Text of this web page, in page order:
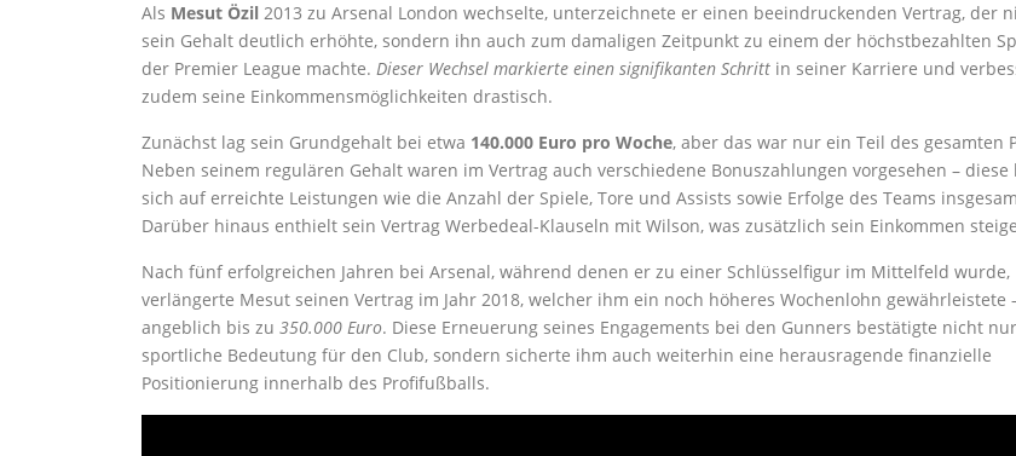
Als Mesut Özil 2013 zu Arsenal London wechselte, unterzeichnete er einen beeindruckenden Vertrag, der
sein Gehalt deutlich erhöhte, sondern ihn auch zum damaligen Zeitpunkt zu einem der höchstbezahlten
der Premier League machte. Dieser Wechsel markierte einen signifikanten Schritt in seiner Karriere und
zudem seine Einkommensmöglichkeiten drastisch.
Zunächst lag sein Grundgehalt bei etwa 140.000 Euro pro Woche, aber das war nur ein Teil des gesamten
Neben seinem regulären Gehalt waren im Vertrag auch verschiedene Bonuszahlungen vorgesehen – diese
sich auf erreichte Leistungen wie die Anzahl der Spiele, Tore und Assists sowie Erfolge des Teams
Darüber hinaus enthielt sein Vertrag Werbedeal-Klauseln mit Wilson, was zusätzlich sein Einkommen
Nach fünf erfolgreichen Jahren bei Arsenal, während denen er zu einer Schlüsselfigur im Mittelfeld wurde,
verlängerte Mesut seinen Vertrag im Jahr 2018, welcher ihm ein noch höheres Wochenlohn gewährleistete
angeblich bis zu 350.000 Euro. Diese Erneuerung seines Engagements bei den Gunners bestätigte nicht
sportliche Bedeutung für den Club, sondern sicherte ihm auch weiterhin eine herausragende finanzielle
Positionierung innerhalb des Profifußballs.